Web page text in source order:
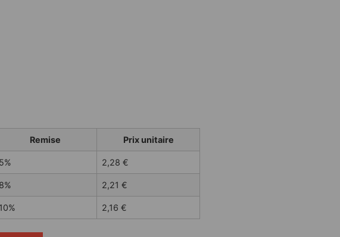
Remise Prix unitaire
5% 2,28 €
8% 2,21 €
10% 2,16 €